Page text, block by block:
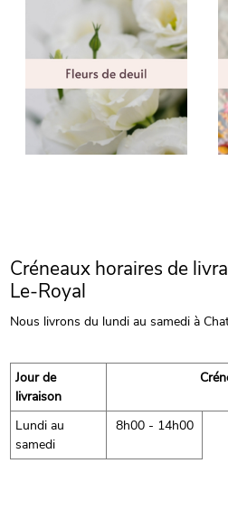
Créneaux horaires de
Le-Royal
Nous livrons du lundi au samedi à
Jour de
livraison
Lundi au
samedi
8h00 - 14h00